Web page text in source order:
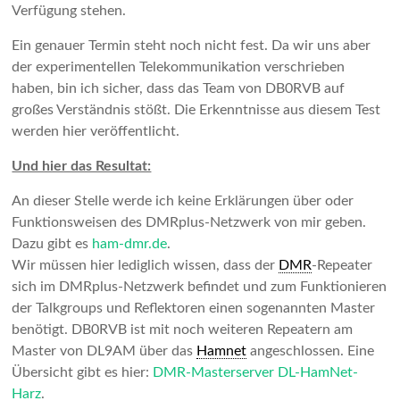
Verfügung stehen.
Ein genauer Termin steht noch nicht fest. Da wir uns aber
der experimentellen Telekommunikation verschrieben
haben, bin ich sicher, dass das Team von DB0RVB auf
großes Verständnis stößt. Die Erkenntnisse aus diesem Test
werden hier veröffentlicht.
Und hier das Resultat:
An dieser Stelle werde ich keine Erklärungen über oder
Funktionsweisen des DMRplus-Netzwerk von mir geben.
Dazu gibt es ham-dmr.de.
Wir müssen hier lediglich wissen, dass der DMR-Repeater
sich im DMRplus-Netzwerk befindet und zum Funktionieren
der Talkgroups und Reflektoren einen sogenannten Master
benötigt. DB0RVB ist mit noch weiteren Repeatern am
Master von DL9AM über das Hamnet angeschlossen. Eine
Übersicht gibt es hier: DMR-Masterserver DL-HamNet-
Harz.